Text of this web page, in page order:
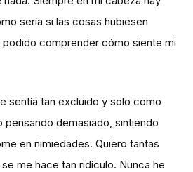
sería si las cosas hubiesen
comprender cómo siente mi
sentía tan excluido y solo como
pensando demasiado, sintiendo
en nimiedades. Quiero tantas
me hace tan ridículo. Nunca he